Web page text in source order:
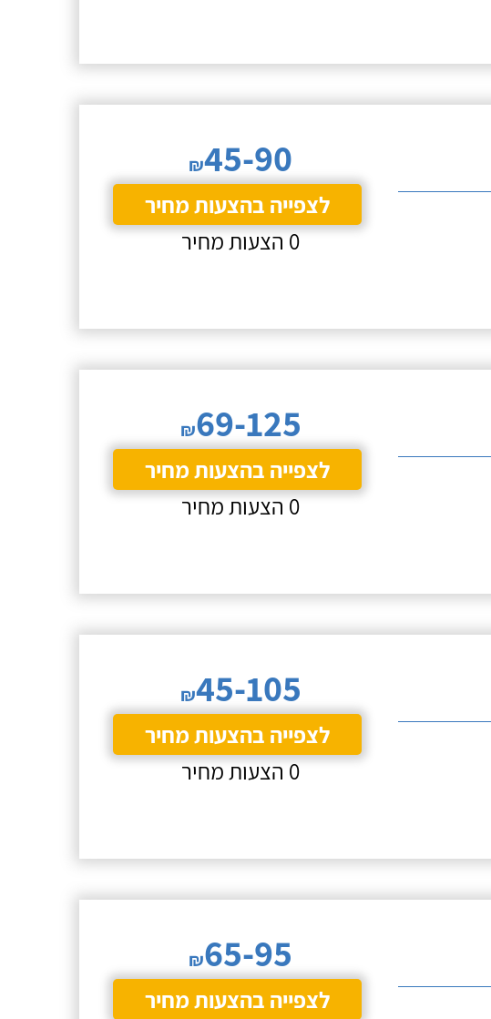
₪45-90
לצפייה בהצעות מחיר
0 הצעות מחיר
₪69-125
לצפייה בהצעות מחיר
0 הצעות מחיר
₪45-105
לצפייה בהצעות מחיר
0 הצעות מחיר
₪65-95
לצפייה בהצעות מחיר